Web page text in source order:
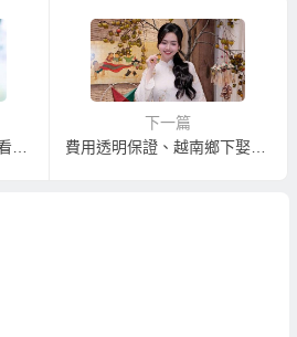
到越南相親能看幾個？能看到正妹嗎？
下一篇
費用透明保證、越南鄉下娶單純越南新娘的越南相親服務